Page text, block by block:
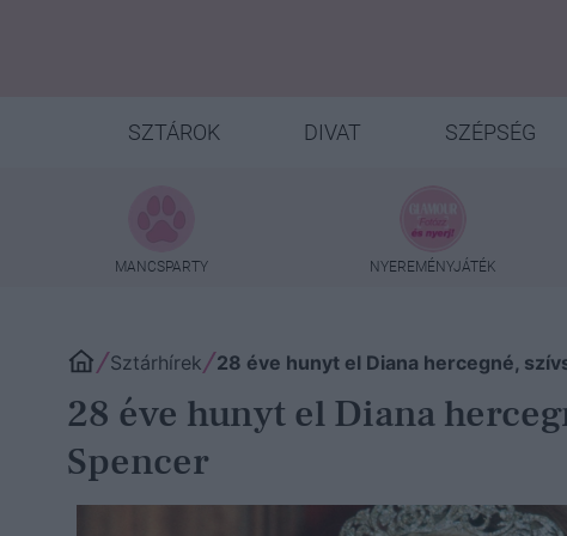
SZTÁROK DIVAT SZÉPSÉG
MANCSPARTY NYEREMÉNYJÁTÉK
Sztárhírek 28 éve hunyt el Diana hercegné,
28 éve hunyt el Diana
Spencer